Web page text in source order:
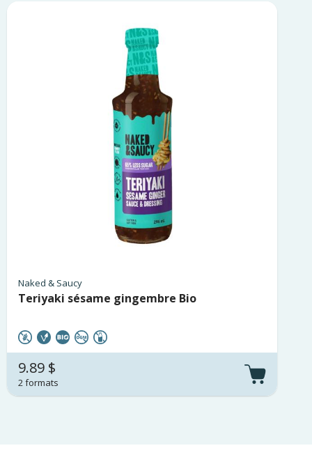
Naked & Saucy
Teriyaki sésame gingembre Bio
9.89 $
2 formats